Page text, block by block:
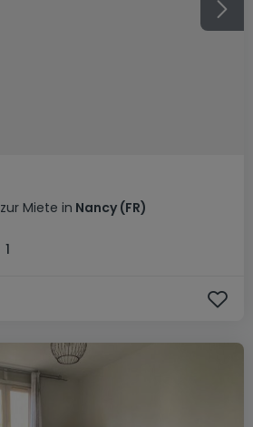
zur Miete in Nancy (FR)
1